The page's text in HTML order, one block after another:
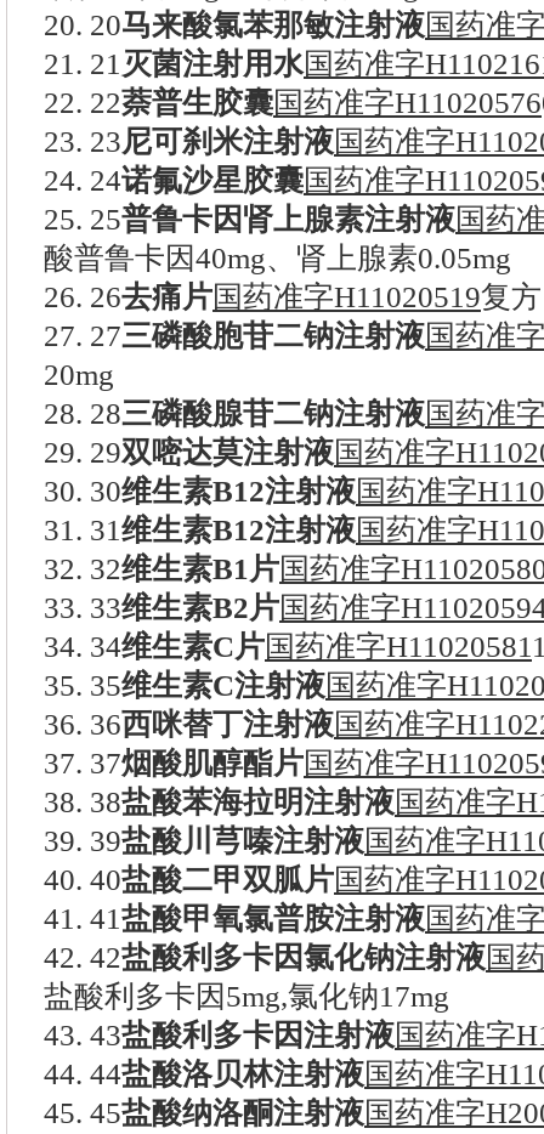
20. 20马来酸氯苯那敏注射液国药准
21. 21 灭菌注射用水国药准字
22. 22萘普生胶囊国药准字H11020576
23. 23尼可刹米注射液国药准字
24. 24诺氟沙星胶囊国药准字
25. 25普鲁卡因肾上腺素注射液国药
酸普鲁卡因40mg、肾上腺素0.05mg
26. 26去痛片国药准字H11020519复方
27. 27三磷酸胞苷二钠注射液国药准
20mg
28. 28三磷酸腺苷二钠注射液国药准
29. 29双嘧达莫注射液国药准字
30. 30维生素B12注射液国药准字
31. 31维生素B12注射液国药准字
32. 32维生素B1片国药准字
33. 33维生素B2片国药准字
34. 34维生素C片国药准字H11020581
35. 35维生素C注射液国药准字
36. 36西咪替丁注射液国药准字
37. 37烟酸肌醇酯片国药准字
38. 38盐酸苯海拉明注射液国药准字
39. 39盐酸川芎嗪注射液国药准字
40. 40盐酸二甲双胍片国药准字
41. 41盐酸甲氧氯普胺注射液国药准
42. 42盐酸利多卡因氯化钠注射液国
盐酸利多卡因5mg,氯化钠17mg
43. 43盐酸利多卡因注射液国药准字
44. 44盐酸洛贝林注射液国药准字
45. 45盐酸纳洛酮注射液国药准字